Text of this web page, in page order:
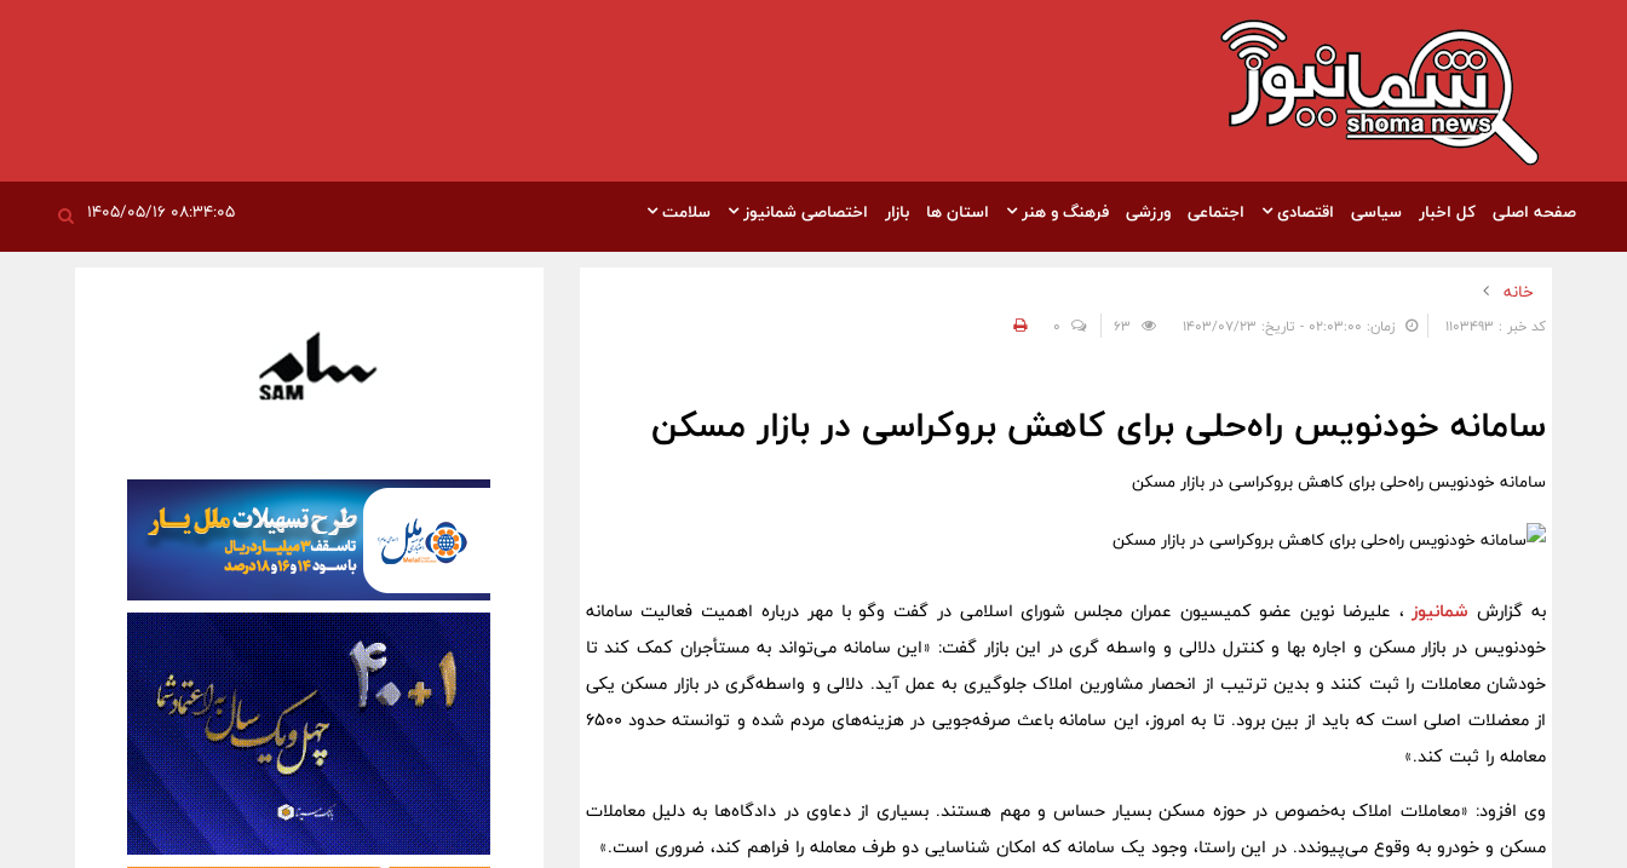
صفحه اصلی کل اخبار سیاسی اقتصادی اجتماعی ورزشی فرهنگ و هنر استان ها بازار اختصاصی شمانیوز سلامت
خانه
کد خبر : 1103493 زمان: ۰۲:۰۳:۰۰ - تاریخ: ۱۴۰۳/۰۷/۲۳ 0
سامانه خودنویس راه‌حلی برای کاهش بروکراسی در بازار مسکن
سامانه خودنویس راه‌حلی برای کاهش بروکراسی در بازار مسکن
به گزارش شمانیوز ، علیرضا نوین عضو کمیسیون عمران مجلس شورای اسلامی در گفت وگو با مهر درباره اهمیت فعالیت سامانه
خودنویس در بازار مسکن و اجاره بها و کنترل دلالی و واسطه گری در این بازار گفت: «این سامانه می‌تواند به مستأجران کمک کند تا
خودشان معاملات را ثبت کنند و بدین ترتیب از انحصار مشاورین املاک جلوگیری به عمل آید. دلالی و واسطه‌گری در بازار مسکن یکی
از معضلات اصلی است که باید از بین برود. تا به امروز، این سامانه باعث صرفه‌جویی در هزینه‌های مردم شده و توانسته حدود ۶۵۰۰
معامله را ثبت کند.»
وی افزود: «معاملات املاک به‌خصوص در حوزه مسکن بسیار حساس و مهم هستند. بسیاری از دعاوی در دادگاه‌ها به دلیل معاملات
مسکن و خودرو به وقوع می‌پیوندد. در این راستا، وجود یک سامانه که امکان شناسایی دو طرف معامله را فراهم کند، ضروری است.»